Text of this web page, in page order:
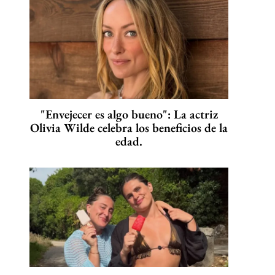
"Envejecer es algo bueno": La actriz
Olivia Wilde celebra los beneficios de la
edad.